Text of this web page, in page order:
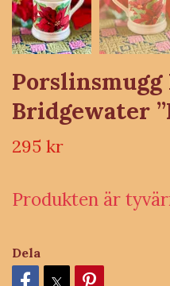
Porslinsmugg
Bridgewater
295 kr
Produkten är
Dela